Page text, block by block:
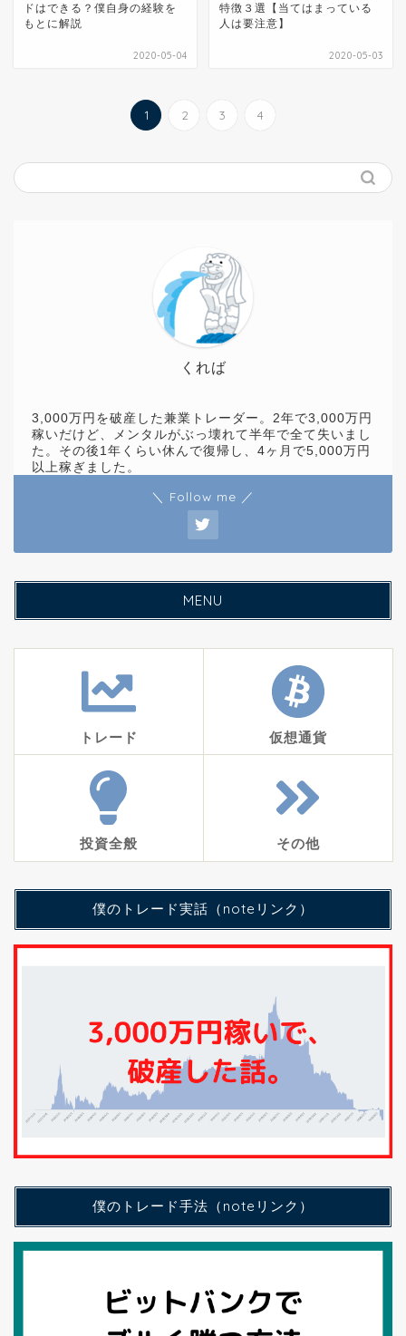
ドはできる？僕自身の経験を
もとに解説
2020-05-04
特徴３選【当てはまっている
人は要注意】
2020-05-03
1 2 3 4
くれば
3,000万円を破産した兼業トレーダー。2年で3,000万円
稼いだけど、メンタルがぶっ壊れて半年で全て失いまし
た。その後1年くらい休んで復帰し、4ヶ月で5,000万円
以上稼ぎました。
＼ Follow me ／
MENU
トレード 仮想通貨
投資全般 その他
僕のトレード実話（noteリンク）
僕のトレード手法（noteリンク）